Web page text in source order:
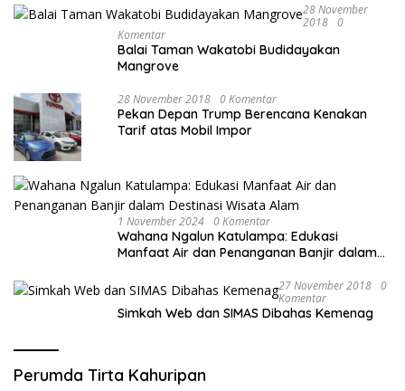
28 November
2018 0
Komentar
Balai Taman Wakatobi Budidayakan
Mangrove
28 November 2018 0 Komentar
Pekan Depan Trump Berencana Kenakan
Tarif atas Mobil Impor
1 November 2024 0 Komentar
Wahana Ngalun Katulampa: Edukasi
Manfaat Air dan Penanganan Banjir dalam
27 November 2018 0
Komentar
Simkah Web dan SIMAS Dibahas Kemenag
Perumda Tirta Kahuripan